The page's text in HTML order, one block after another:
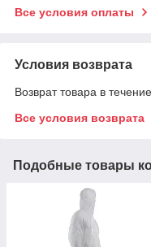
Все условия оплаты
Условия возврата
Возврат товара в
Все условия возврата
Подобные товары